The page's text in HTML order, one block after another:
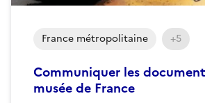
Communiquer les
musée de France
France métropolitaine +5